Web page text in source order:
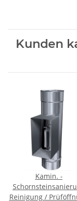
Kunden
Kamin. -
Reinigung /